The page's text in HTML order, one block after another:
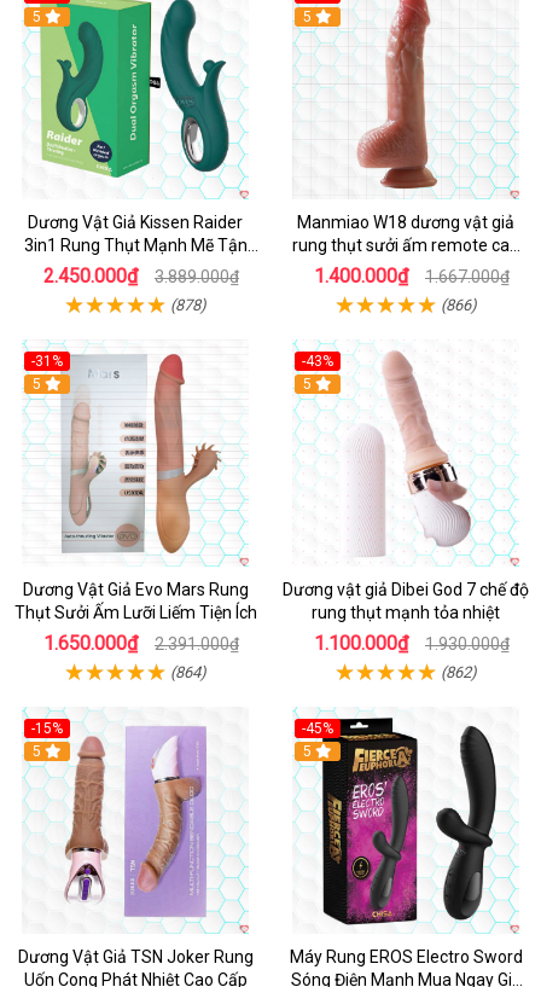
Hot
5
Dương Vật Giả Kissen Raider
3in1 Rung Thụt Mạnh Mẽ Tận
Hưởng
2.450.000₫ 3.889.000₫
(878)
Hot
5
Manmiao W18 dương vật giả
rung thụt sưởi ấm remote cao
cấp
1.400.000₫ 1.667.000₫
(866)
-31%
5
Dương Vật Giả Evo Mars Rung
Thụt Sưởi Ấm Lưỡi Liếm Tiện Ích
1.650.000₫ 2.391.000₫
(864)
-43%
Hot
5
Dương vật giả Dibei God 7 chế độ
rung thụt mạnh tỏa nhiệt
1.100.000₫ 1.930.000₫
(862)
-15%
5
Dương Vật Giả TSN Joker Rung
Uốn Cong Phát Nhiệt Cao Cấp
-45%
5
Máy Rung EROS Electro Sword
Sóng Điện Mạnh Mua Ngay Giá